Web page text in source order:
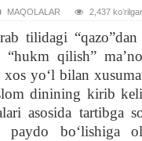
MAQOLALAR 2,437
tilidagi
“hukm qilish”
xos yoʻl bilan
dinining kirib
asosida tartibga
paydo